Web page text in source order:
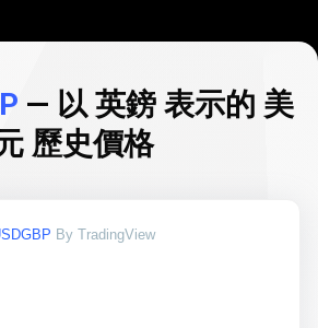
— 以 英鎊 表示的 美
歷史價格
By TradingView